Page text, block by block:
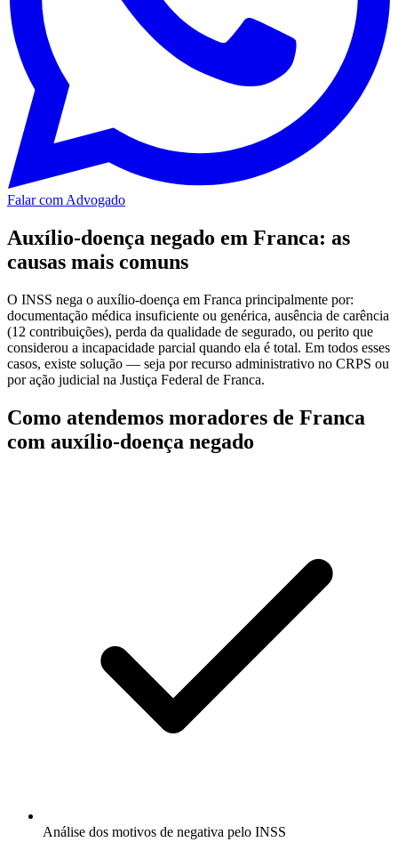
Falar com Advogado
Auxílio-doença negado em Franca: as
causas mais comuns
O INSS nega o auxílio-doença em Franca principalmente por:
documentação médica insuficiente ou genérica, ausência de carência
(12 contribuições), perda da qualidade de segurado, ou perito que
considerou a incapacidade parcial quando ela é total. Em todos esses
casos, existe solução — seja por recurso administrativo no CRPS ou
por ação judicial na Justiça Federal de Franca.
Como atendemos moradores de Franca
com auxílio-doença negado
Análise dos motivos de negativa pelo INSS